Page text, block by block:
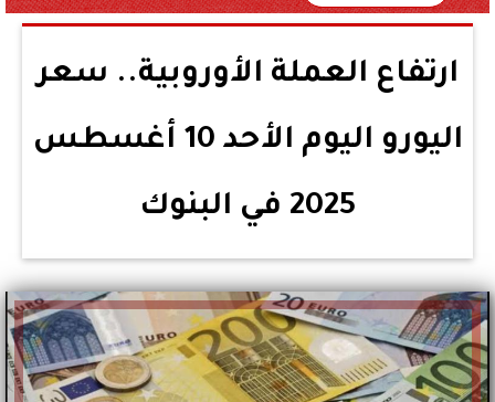
ارتفاع العملة الأوروبية.. سعر
اليورو اليوم الأحد 10 أغسطس
2025 في البنوك